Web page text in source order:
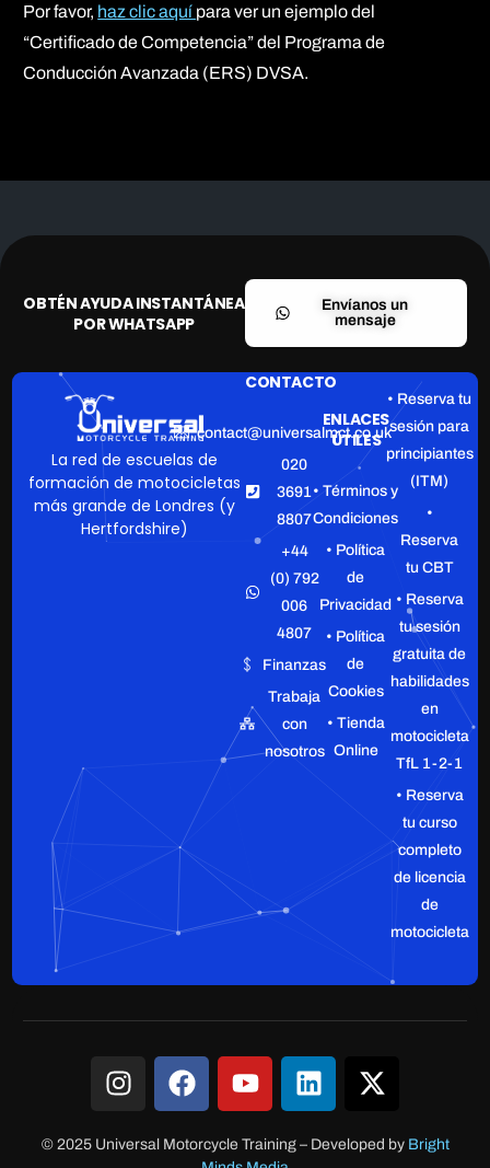
Por favor, haz clic aquí para ver un ejemplo del
“Certificado de Competencia” del Programa de
Conducción Avanzada (ERS) DVSA.
OBTÉN AYUDA INSTANTÁNEA
POR WHATSAPP
Envíanos un
mensaje
La red de escuelas de
formación de motocicletas
más grande de Londres (y
Hertfordshire)
CONTACTO
contact@universalmct.co.uk
020
3691
8807
+44
(0) 792
006
4807
Finanzas
Trabaja
con
nosotros
ENLACES
ÚTILES
• Términos y
Condiciones
• Política
de
Privacidad
• Política
de
Cookies
• Tienda
Online
• Reserva tu
sesión para
principiantes
(ITM)
•
Reserva
tu CBT
• Reserva
tu sesión
gratuita de
habilidades
en
motocicleta
TfL 1-2-1
• Reserva
tu curso
completo
de licencia
de
motocicleta
© 2025 Universal Motorcycle Training– Developed by Bright